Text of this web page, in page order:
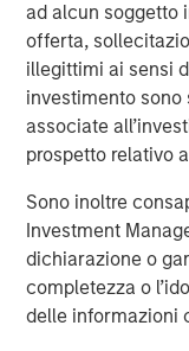
ad alcun soggetto
offerta,
illegittimi ai sensi
investimento
associate
prospetto relativo
Sono inoltre
Investment
dichiarazione o
completezza o
delle informazioni
Risk Considerations
Alternative
degree of risk.
of their investment.
long-term investors
risk for an indefinite
typically highly
or otherwise
Alternative
speculative
loss. Alternative
expenses than other
expenses will lower